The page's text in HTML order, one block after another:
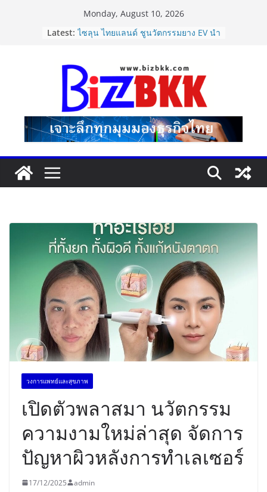
Monday, August 10, 2026
Latest: แฟลช เอ็กซ์เพรส เปิดตัว “Flash Care
สินค้ามูลค่าสูง
ไซลุน ไทยแลนด์ ชูนวัตกรรมยาง EV นำ
Xiaomi SU7 Ultra และ VOGUE Tire
จัดแสดงในงาน IMPACT SPEED FEST
2026
Vitafoods Asia 2026 ตัวเร่ง
อุตสาหกรรมสารสกัดไทย ชูงานวิจัย –
ขานรับตลาดโภชนาการสุขภาพโลกโต
Dr.TATTOF ประกาศยกระดับองค์กร ชู
ปฏิรูปภาษีบุหรี่ต้องถึงจุดเปลี่ยน สมาคม
การค้ายาสูบไทย หนุนโครงสร้างอัตรา
เดียว ลดบิดเบือนตลาด เพิ่ม
ประสิทธิภาพจัดเก็บรายได้
วงการแพทย์และสุขภาพ
เปิดตัวพลาสมา นวัตกรรม
ความงามใหม่ล่าสุด จัดการ
ปัญหาผิวหลังการทำเลเซอร์
17/12/2025 admin